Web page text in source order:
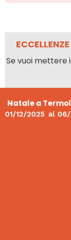
Se vuoi mettere
Natale a
01/12/2025 al